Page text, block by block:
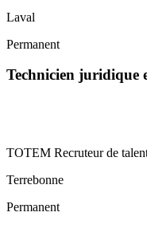
Laval
Permanent
Technicien juridique
TOTEM Recruteur de
Terrebonne
Permanent